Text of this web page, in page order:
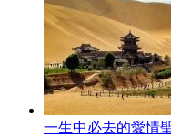
一生中必去的愛情